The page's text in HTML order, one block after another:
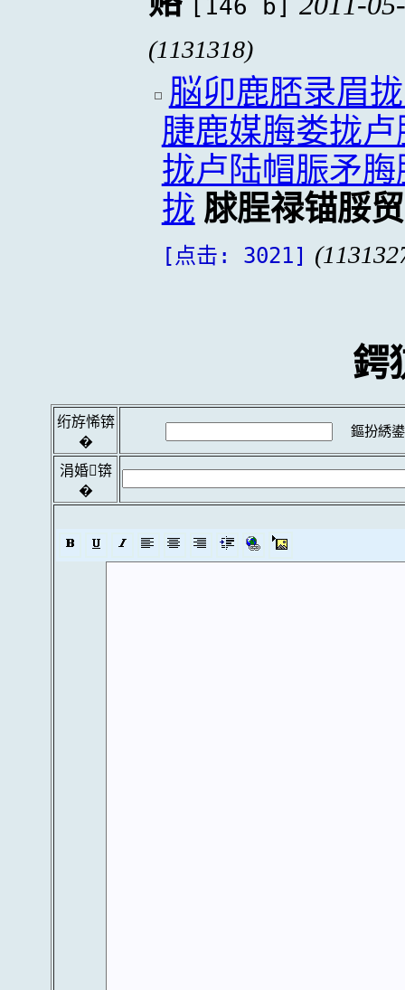
[146 b]
(1131318)
脳卯鹿脴录眉
脻鹿媒脢娄拢
拢卢陆帽脤矛
拢 脙脭禄锚脮贸
[点击: 3021]
鍔
绗斿悕锛
�
鏂扮綉
涓婚锛
�